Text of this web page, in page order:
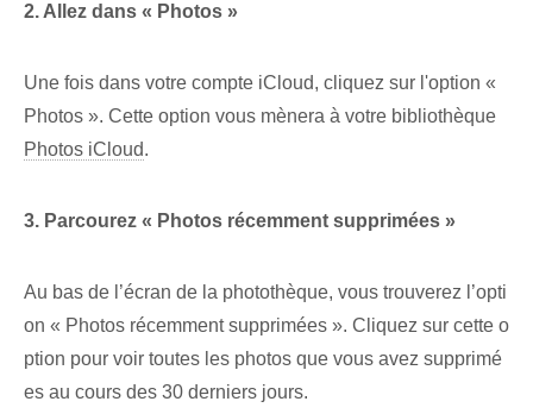
2. Allez dans « Photos »
Une fois dans votre compte iCloud, cliquez sur l'option «
Photos ». Cette option vous mènera à votre bibliothèque
Photos iCloud.
3. Parcourez « Photos récemment supprimées »
Au bas de l’écran de la photothèque, vous trouverez l’opti
on « Photos récemment supprimées ». Cliquez sur cette o
ption pour voir toutes les photos que vous avez supprimé
es au cours des 30 derniers jours.